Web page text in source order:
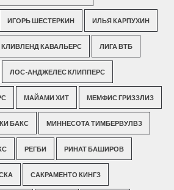
ИГОРЬ ШЕСТЕРКИН ИЛЬЯ КАРПУХИН
КЛИВЛЕНД КАВАЛЬЕРС ЛИГА ВТБ
ЛОС-АНДЖЕЛЕС КЛИППЕРС
МАЙАМИ ХИТ МЕМФИС ГРИЗЗЛИЗ
БАКС МИННЕСОТА ТИМБЕРВУЛВЗ
РЕГБИ РИНАТ БАШИРОВ
САКРАМЕНТО КИНГЗ